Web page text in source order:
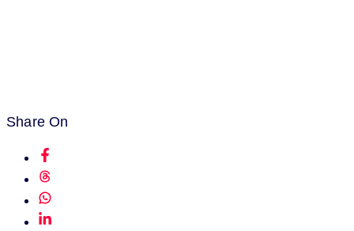
Share On